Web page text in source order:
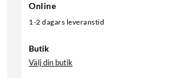
Online
1-2 dagars leveranstid
Butik
Välj din butik